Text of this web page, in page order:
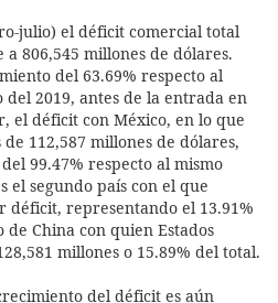
julio) el déficit comercial total
a 806,545 millones de dólares.
del 63.69% respecto al
2019, antes de la entrada en
el déficit con México, en lo que
112,587 millones de dólares,
99.47% respecto al mismo
el segundo país con el que
déficit, representando el 13.91%
China con quien Estados
millones o 15.89% del total.
del déficit es aún